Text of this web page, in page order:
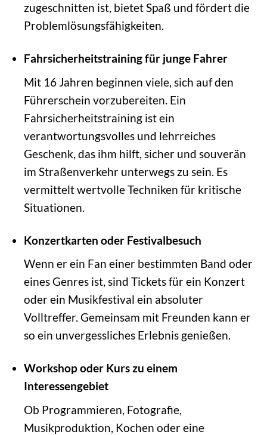
zugeschnitten ist, bietet Spaß und fördert die
Problemlösungsfähigkeiten.
Fahrsicherheitstraining für junge Fahrer
Mit 16 Jahren beginnen viele, sich auf den
Führerschein vorzubereiten. Ein
Fahrsicherheitstraining ist ein
verantwortungsvolles und lehrreiches
Geschenk, das ihm hilft, sicher und souverän
im Straßenverkehr unterwegs zu sein. Es
vermittelt wertvolle Techniken für kritische
Situationen.
Konzertkarten oder Festivalbesuch
Wenn er ein Fan einer bestimmten Band oder
eines Genres ist, sind Tickets für ein Konzert
oder ein Musikfestival ein absoluter
Volltreffer. Gemeinsam mit Freunden kann er
so ein unvergessliches Erlebnis genießen.
Workshop oder Kurs zu einem
Interessengebiet
Ob Programmieren, Fotografie,
Musikproduktion, Kochen oder eine